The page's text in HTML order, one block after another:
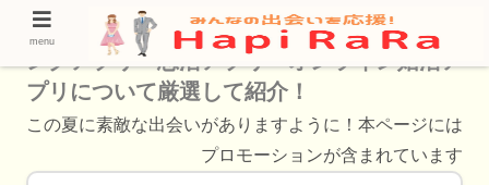
【出会いの特集】高崎市で利用できるマッチ
ングアプリ・恋活アプリ・オンライン婚活ア
プリについて厳選して紹介！
この夏に素敵な出会いがありますように！本ページには
プロモーションが含まれています
menu